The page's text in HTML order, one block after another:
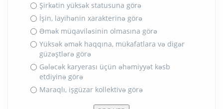
Şirkətin yüksək statusuna görə
İşin, layihənin xarakterinə görə
Əmək müqaviləsinin olmasına görə
Yüksək əmək haqqına, mükafatlara və digər
güzəştlərə görə
Gələcək karyerası üçün əhəmiyyət kəsb
etdiyinə görə
Maraqlı, işgüzar kollektivə görə